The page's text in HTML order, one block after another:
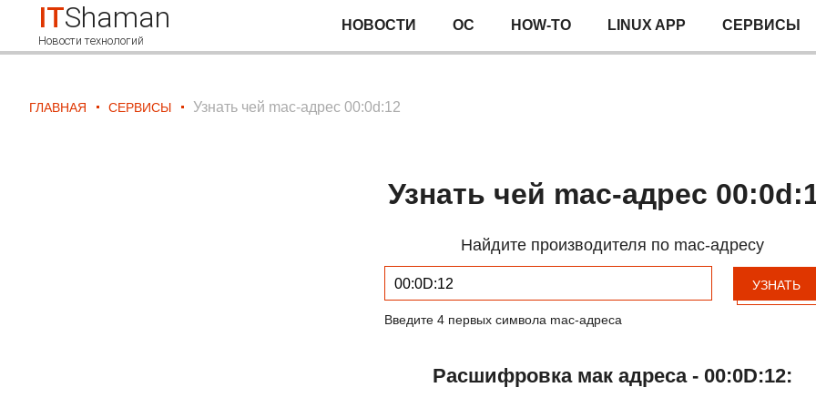
ITShaman
Новости технологий
НОВОСТИ ОС HOW-TO LINUX APP СЕРВИСЫ
ГЛАВНАЯ СЕРВИСЫ Узнать чей mac-адрес 00:0d:12
Узнать чей mac-адрес
Найдите производителя по mac-адресу
УЗНАТЬ
Введите 4 первых символа mac-адреса
Расшифровка мак адреса - 00:0D:12: